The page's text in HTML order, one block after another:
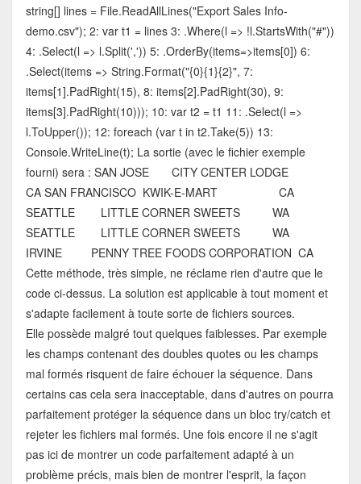
string[] lines = File.ReadAllLines("Export Sales Info-
demo.csv"); 2: var t1 = lines 3: .Where(l => !l.StartsWith("#"))
4: .Select(l => l.Split(',')) 5: .OrderBy(items=>items[0]) 6:
.Select(items => String.Format("{0}{1}{2}", 7:
items[1].PadRight(15), 8: items[2].PadRight(30), 9:
items[3].PadRight(10))); 10: var t2 = t1 11: .Select(l =>
l.ToUpper()); 12: foreach (var t in t2.Take(5)) 13:
Console.WriteLine(t); La sortie (avec le fichier exemple
fourni) sera : SAN JOSE CITY CENTER LODGE
CA SAN FRANCISCO KWIK-E-MART CA
SEATTLE LITTLE CORNER SWEETS WA
SEATTLE LITTLE CORNER SWEETS WA
IRVINE PENNY TREE FOODS CORPORATION CA
Cette méthode, très simple, ne réclame rien d'autre que le
code ci-dessus. La solution est applicable à tout moment et
s'adapte facilement à toute sorte de fichiers sources.
Elle possède malgré tout quelques faiblesses. Par exemple
les champs contenant des doubles quotes ou les champs
mal formés risquent de faire échouer la séquence. Dans
certains cas cela sera inacceptable, dans d'autres on pourra
parfaitement protéger la séquence dans un bloc try/catch et
rejeter les fichiers mal formés. Une fois encore il ne s'agit
pas ici de montrer un code parfaitement adapté à un
problème précis, mais bien de montrer l'esprit, la façon